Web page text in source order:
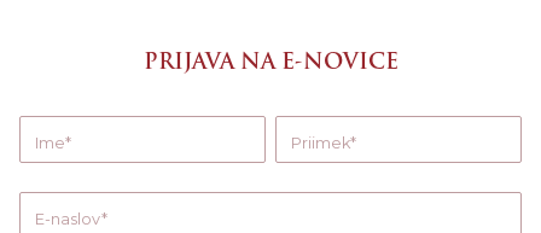
PRIJAVA NA E-NOVICE
Ime Priimek
E-naslov